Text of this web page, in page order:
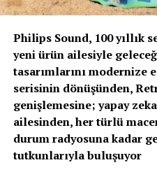
kullanımda ofiste ve
edilebiliyor. Onaylı 350
km (WLTP döngüsü) menzili
kalmıyor. Ayrıca, hem dikkat
optimize edilmiş ağırlığı
sayesinde günlük
100 kW hızlı şarj (DC) ile
Philips Sound, 100 yıllık
yeni ürün ailesiyle
tasarımlarını modernize
serisinin dönüşünden,
genişlemesine; yapay
ailesinden, her türlü
durum radyosuna kadar
tutkunlarıyla buluşuyor